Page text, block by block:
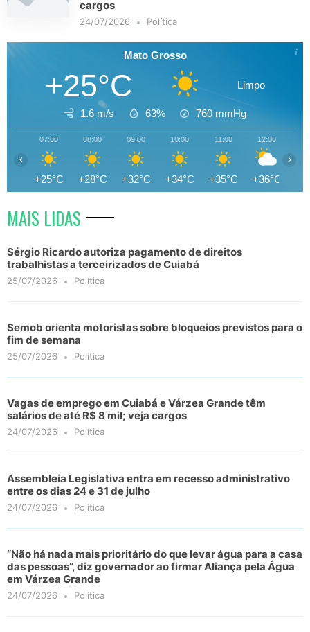
cargos
24/07/2026 Política
Mato Grosso
+25°C Limpo
1.6 m/s 63% 760 mmHg
07:00
+25°C
08:00
+28°C
09:00
+32°C
10:00
+34°C
11:00
+35°C
12:00
+36°C
‹ ›
MAIS LIDAS
Sérgio Ricardo autoriza pagamento de direitos
trabalhistas a terceirizados de Cuiabá
25/07/2026 Política
Semob orienta motoristas sobre bloqueios previstos para o
fim de semana
25/07/2026 Política
Vagas de emprego em Cuiabá e Várzea Grande têm
salários de até R$ 8 mil; veja cargos
24/07/2026 Política
Assembleia Legislativa entra em recesso administrativo
entre os dias 24 e 31 de julho
24/07/2026 Política
“Não há nada mais prioritário do que levar água para a casa
das pessoas”, diz governador ao firmar Aliança pela Água
em Várzea Grande
24/07/2026 Política